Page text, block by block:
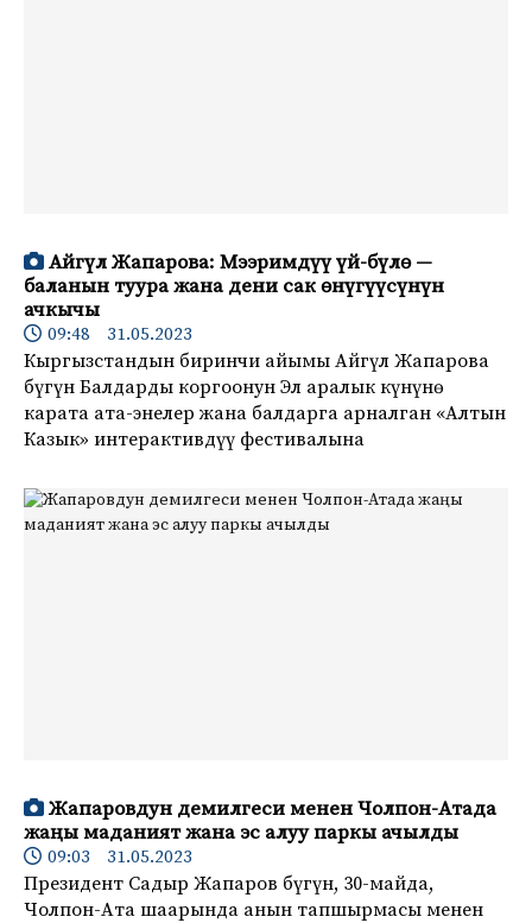
Айгүл Жапарова: Мээримдүү үй-бүлө —
баланын туура жана дени сак өнүгүүсүнүн
ачкычы
09:48 31.05.2023
Кыргызстандын биринчи айымы Айгүл Жапарова
бүгүн Балдарды коргоонун Эл аралык күнүнө
карата ата-энелер жана балдарга арналган «Алтын
Казык» интерактивдүү фестивалына
Жапаровдун демилгеси менен Чолпон-Атада
жаңы маданият жана эс алуу паркы ачылды
09:03 31.05.2023
Президент Садыр Жапаров бүгүн, 30-майда,
Чолпон-Ата шаарында анын тапшырмасы менен